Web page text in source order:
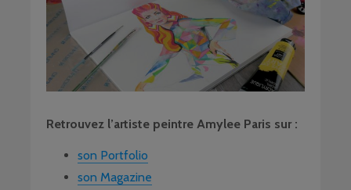
Retrouvez l’artiste peintre Amylee Paris sur :
son Portfolio
son Magazine